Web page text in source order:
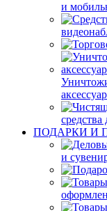
и
средства
ПОДАРКИ И
и